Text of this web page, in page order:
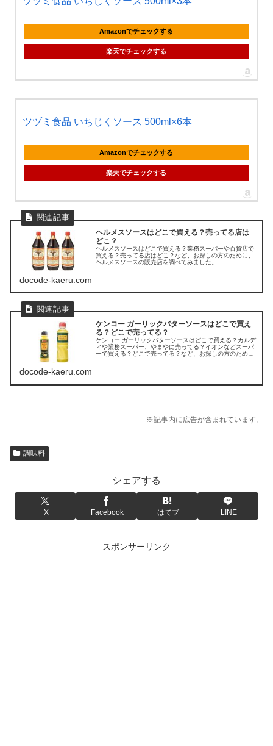
Amazonでチェックする
楽天でチェックする
ツヅミ食品 いちじくソース 500ml×6本
Amazonでチェックする
楽天でチェックする
ヘルメスソースはどこで買える？売ってる店は
どこ？
ヘルメスソースはどこで買える？業務スーパーや百貨店で
買える？売ってる店はどこ？など、お探しの方のために、
ヘルメスソースの販売店を調べてみました。
docode-kaeru.com
ケンコー ガーリックバターソースはどこで買え
る？どこで売ってる？
ケンコー ガーリックバターソースはどこで買える？カルデ
ィや業務スーパー、やまやに売ってる？イオンなどスーパ
ーで買える？どこで売ってる？など、お探しの方のため
docode-kaeru.com
※記事内に広告が含まれています。
調味料
シェアする
X Facebook はてブ LINE
スポンサーリンク